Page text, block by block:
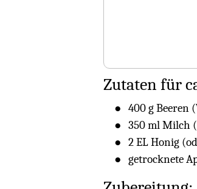
Zutaten für
400 g Beeren
350 ml Milch
2 EL Honig
getrocknete